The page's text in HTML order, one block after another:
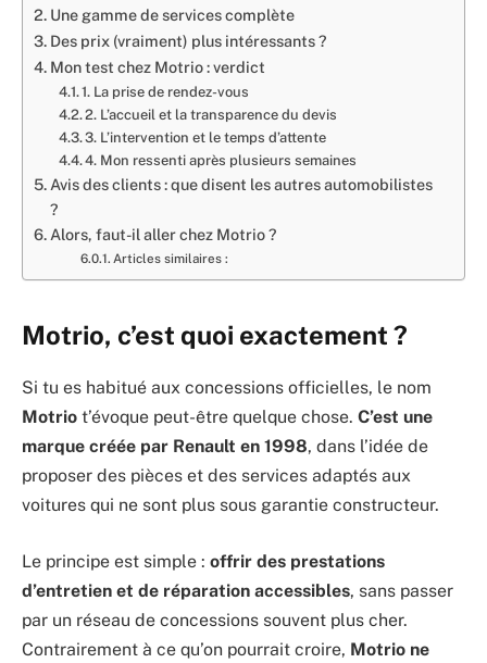
Une gamme de services complète
Des prix (vraiment) plus intéressants ?
Mon test chez Motrio : verdict
1. La prise de rendez-vous
2. L’accueil et la transparence du devis
3. L’intervention et le temps d’attente
4. Mon ressenti après plusieurs semaines
Avis des clients : que disent les autres automobilistes
?
Alors, faut-il aller chez Motrio ?
Articles similaires :
Motrio, c’est quoi exactement ?
Si tu es habitué aux concessions officielles, le nom
Motrio t’évoque peut-être quelque chose. C’est une
marque créée par Renault en 1998, dans l’idée de
proposer des pièces et des services adaptés aux
voitures qui ne sont plus sous garantie constructeur.
Le principe est simple : offrir des prestations
d’entretien et de réparation accessibles, sans passer
par un réseau de concessions souvent plus cher.
Contrairement à ce qu’on pourrait croire, Motrio ne